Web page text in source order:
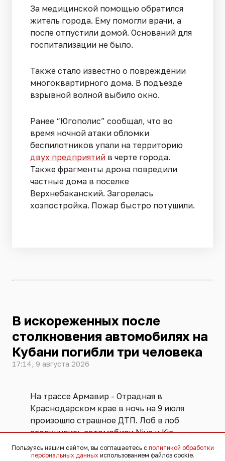
За медицинской помощью обратился
житель города. Ему помогли врачи, а
после отпустили домой. Оснований для
госпитализации не было.
Также стало известно о повреждении
многоквартирного дома. В подъезде
взрывной волной выбило окно.
Ранее “Югополис” сообщал, что во
время ночной атаки обломки
беспилотников упали на территорию
двух предприятий в черте города.
Также фрагменты дрона повредили
частные дома в поселке
Верхнебаканский. Загорелась
хозпостройка. Пожар быстро потушили.
В искореженных после
столкновения автомобилях на
Кубани погибли три человека
17:14, 9 августа 2026
На трассе Армавир - Отрадная в
Краснодарском крае в ночь на 9 июля
произошло страшное ДТП. Лоб в лоб
столкнулись автомобили Niva и Kia.
Удар был такой силы, что машины
выбросило с дороги.
Пользуясь нашим сайтом, вы соглашаетесь с политикой обработки
персональных данных использованием файлов cookie.